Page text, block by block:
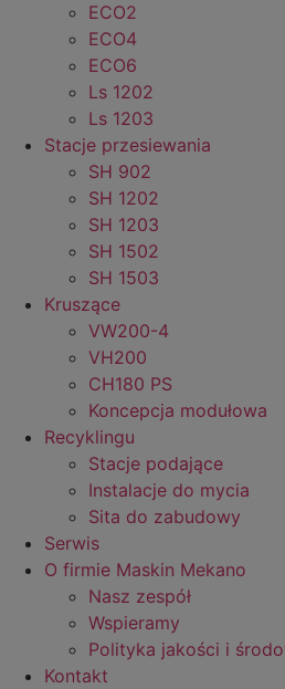
ECO2
ECO4
ECO6
Ls 1202
Ls 1203
Stacje przesiewania
SH 902
SH 1202
SH 1203
SH 1502
SH 1503
Kruszące
VW200-4
VH200
CH180 PS
Koncepcja modułowa
Recyklingu
Stacje podające
Instalacje do mycia
Sita do zabudowy
Serwis
O firmie Maskin Mekano
Nasz zespół
Wspieramy
Polityka jakości i
Kontakt